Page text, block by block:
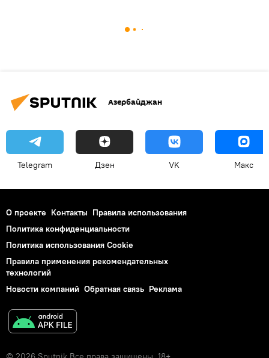
Азербайджан
Telegram Дзен VK Макс
О проекте Контакты Правила использования
Политика конфиденциальности
Политика использования Cookie
Правила применения рекомендательных
технологий
Новости компаний Обратная связь Реклама